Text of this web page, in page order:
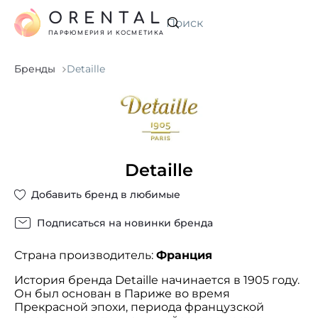
Искать
ORENTAL
ПАРФЮМЕРИЯ И КОСМЕТИКА
Бренды Detaille
Detaille
Добавить бренд в любимые
Подписаться на новинки бренда
Страна производитель: Франция
История бренда Detaille начинается в 1905 году.
Он был основан в Париже во время
Прекрасной эпохи, периода французской